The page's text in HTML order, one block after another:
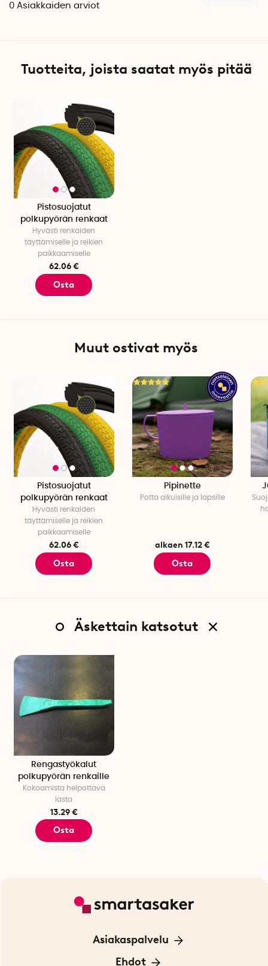
0 Asiakkaiden arviot
Tuotteita, joista saatat myös pitää
Pistosuojatut
polkupyörän renkaat
Hyvästi renkaiden
täyttämiselle ja reikien
paikkaamiselle
62.06 €
Osta
Muut ostivat myös
Pistosuojatut
polkupyörän renkaat
Hyvästi renkaiden
täyttämiselle ja reikien
paikkaamiselle
62.06 €
Osta
Pipinette
Potta aikuisille ja lapsille
alkaen 17.12 €
Osta
Äskettain katsotut
Rengastyökalut
polkupyörän renkaille
Kokoamista helpottava
lasta
13.29 €
Osta
Asiakaspalvelu
Ota yhteyttä
Ehdot